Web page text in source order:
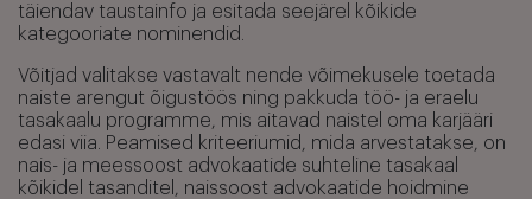
täiendav taustainfo ja esitada seejärel kõikide
kategooriate nominendid.
Võitjad valitakse vastavalt nende võimekusele toetada
naiste arengut õigustöös ning pakkuda töö- ja eraelu
tasakaalu programme, mis aitavad naistel oma karjääri
edasi viia. Peamised kriteeriumid, mida arvestatakse, on
nais- ja meessoost advokaatide suhteline tasakaal
kõikidel tasanditel, naissoost advokaatide hoidmine